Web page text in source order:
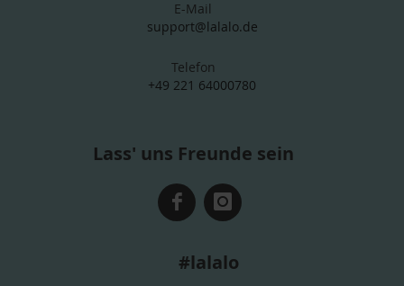
E-Mail
support@lalalo.de
Telefon
+49 221 64000780
Lass' uns Freunde sein
#lalalo